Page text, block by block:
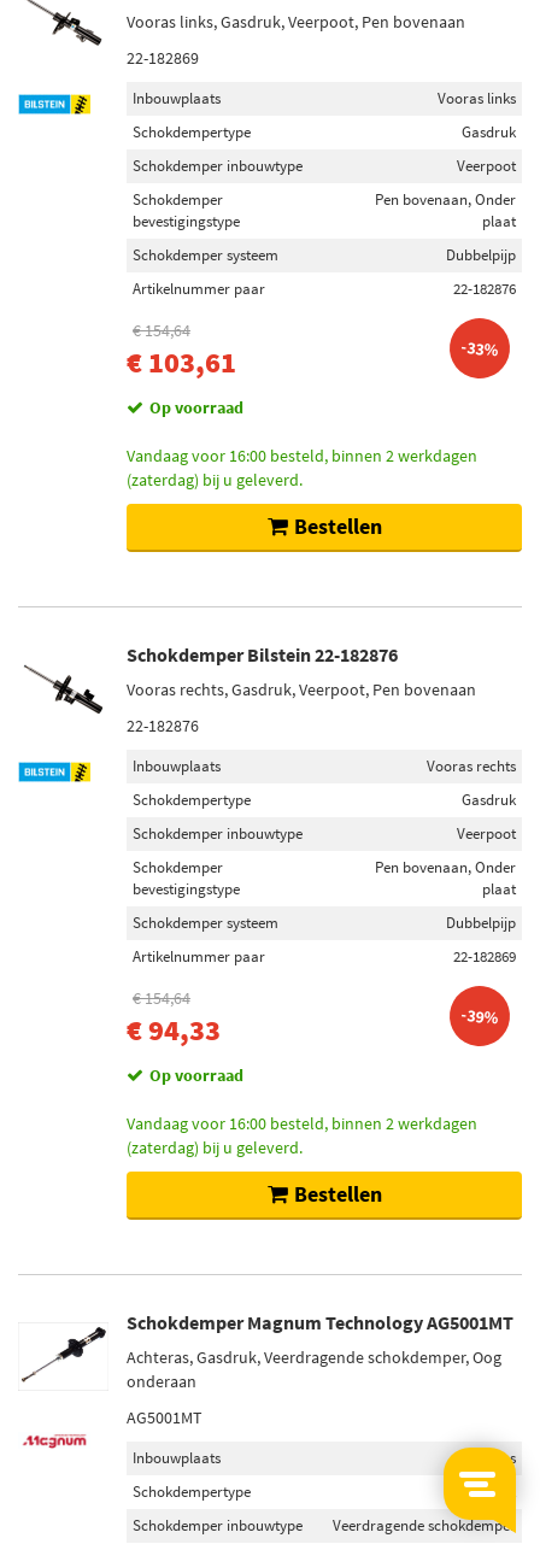
Vooras links, Gasdruk, Veerpoot, Pen bovenaan
22-182869
Inbouwplaats
Vooras links
Schokdempertype
Gasdruk
Schokdemper inbouwtype
Veerpoot
Schokdemper
bevestigingstype
Pen bovenaan, Onder
plaat
Schokdemper systeem
Dubbelpijp
Artikelnummer paar
22-182876
€ 154,64
€ 103,61 -33%
Op voorraad
Vandaag voor 16:00 besteld, binnen 2 werkdagen
(zaterdag) bij u geleverd.
Bestellen
Schokdemper Bilstein 22-182876
Vooras rechts, Gasdruk, Veerpoot, Pen bovenaan
22-182876
Inbouwplaats
Vooras rechts
Schokdempertype
Gasdruk
Schokdemper inbouwtype
Veerpoot
Schokdemper
bevestigingstype
Pen bovenaan, Onder
plaat
Schokdemper systeem
Dubbelpijp
Artikelnummer paar
22-182869
€ 154,64
€ 94,33 -39%
Op voorraad
Vandaag voor 16:00 besteld, binnen 2 werkdagen
(zaterdag) bij u geleverd.
Bestellen
Schokdemper Magnum Technology AG5001MT
Achteras, Gasdruk, Veerdragende schokdemper, Oog
onderaan
AG5001MT
Inbouwplaats
Achteras
Schokdempertype
Gasdruk
Schokdemper inbouwtype
Veerdragende schokdemper